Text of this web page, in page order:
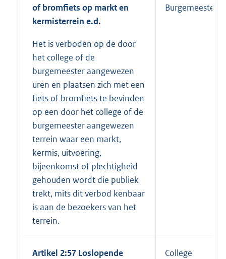
of bromfiets op markt en
kermisterrein e.d.
Het is verboden op de door
het college of de
burgemeester aangewezen
uren en plaatsen zich met een
fiets of bromfiets te bevinden
op een door het college of de
burgemeester aangewezen
terrein waar een markt,
kermis, uitvoering,
bijeenkomst of plechtigheid
gehouden wordt die publiek
trekt, mits dit verbod kenbaar
is aan de bezoekers van het
terrein.
Burgemeester
Artikel 2:57 Loslopende
College